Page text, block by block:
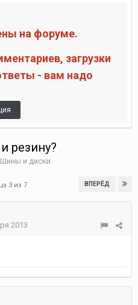
на форуме.
загрузки
- вам надо
резину?
Шины и диски
ВПЕРЁД
3 из 7
2013